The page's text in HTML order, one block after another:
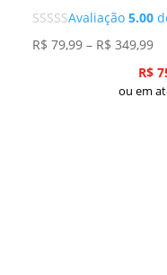
Avaliação5.00
R$ 79,99 – R$ 349,99
R$
ou em